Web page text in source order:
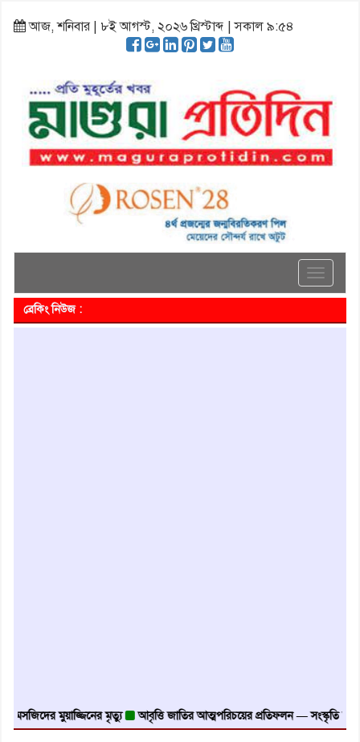
আজ, শনিবার | ৮ই আগস্ট, ২০২৬ খ্রিস্টাব্দ | সকাল ৯:৫৪
Toggle
ব্রেকিং নিউজ :
মুয়াজ্জিনের মৃত্যু আবৃত্তি জাতির আত্মপরিচয়ের প্রতিফলন — সংস্কৃতি মন্ত্রী